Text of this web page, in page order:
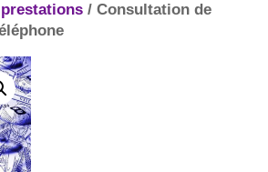
/ Consultation de